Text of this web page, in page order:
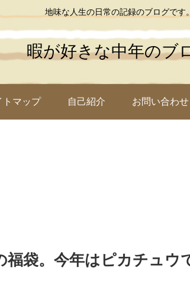
地味な人生の日常の記録のブログです。
暇が好きな中年のブ
トマップ 自己紹介 お問い合わせ
袋。今年はピカチュウ